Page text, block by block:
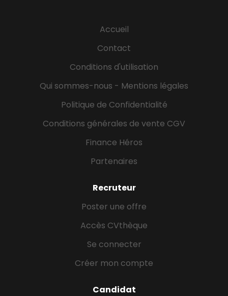
les intérêts des prospects Qualifier les opportunités
commerciales Profil : Vous êtes le ou la
formation en Commerce, et souhaitez développer
vos...
Accueil
Contact
Conditions d'utilisation
Qui sommes-nous - Mentions légales
Politique de Confidentialité
Conditions générales de vente CGV
Finance Héros
Partenaires
Recruteur
Poster une offre
Accès CVthèque
Se connecter
Créer mon compte
Candidat